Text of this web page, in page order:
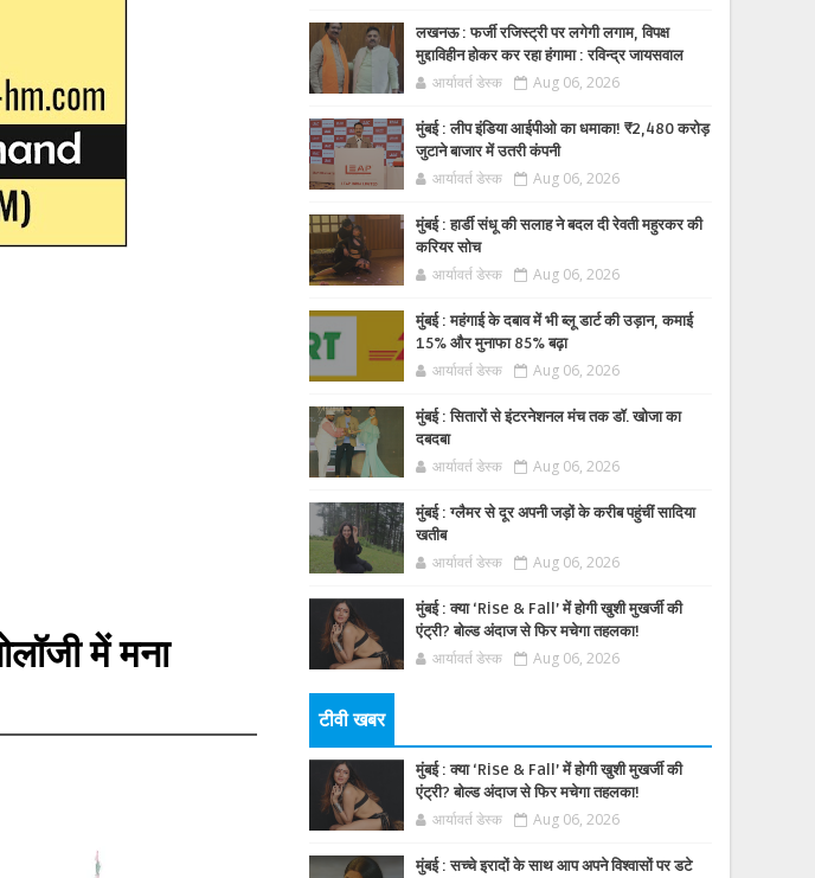
में मना
लखनऊ : फर्जी रजिस्ट्री पर लगेगी लगाम, विपक्ष
मुद्दाविहीन होकर कर रहा हंगामा : रविन्द्र जायसवाल
आर्यावर्त डेस्क Aug 06, 2026
मुंबई : लीप इंडिया आईपीओ का धमाका! ₹2,480 करोड़
जुटाने बाजार में उतरी कंपनी
आर्यावर्त डेस्क Aug 06, 2026
मुंबई : हार्डी संधू की सलाह ने बदल दी रेवती महुरकर की
करियर सोच
आर्यावर्त डेस्क Aug 06, 2026
मुंबई : महंगाई के दबाव में भी ब्लू डार्ट की उड़ान, कमाई
15% और मुनाफा 85% बढ़ा
आर्यावर्त डेस्क Aug 06, 2026
मुंबई : सितारों से इंटरनेशनल मंच तक डॉ. खोजा का
दबदबा
आर्यावर्त डेस्क Aug 06, 2026
मुंबई : ग्लैमर से दूर अपनी जड़ों के करीब पहुंचीं सादिया
खतीब
आर्यावर्त डेस्क Aug 06, 2026
मुंबई : क्या ‘Rise & Fall’ में होगी खुशी मुखर्जी की
एंट्री? बोल्ड अंदाज से फिर मचेगा तहलका!
आर्यावर्त डेस्क Aug 06, 2026
टीवी खबर
मुंबई : क्या ‘Rise & Fall’ में होगी खुशी मुखर्जी की
एंट्री? बोल्ड अंदाज से फिर मचेगा तहलका!
आर्यावर्त डेस्क Aug 06, 2026
मुंबई : सच्चे इरादों के साथ आप अपने विश्वासों पर डटे